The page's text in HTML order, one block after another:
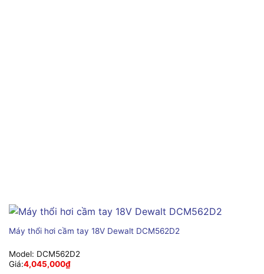
Máy thổi hơi cầm tay 18V Dewalt DCM562D2
Model: DCM562D2
Giá:4,045,000₫